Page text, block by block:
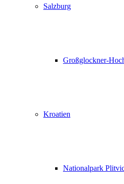
Salzburg
Großglockner-
Kroatien
Nationalpark